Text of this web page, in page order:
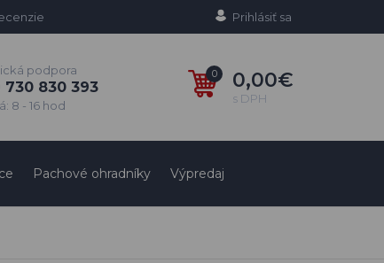
Prihlásiť sa
podpora
730 830 393
8 - 16 hod
0 0,00€
s DPH
Pachové ohradníky Výpredaj